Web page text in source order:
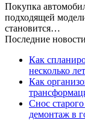
Покупка
подходящей
становится…
Последние новости
Как
несколько
Как
Снос
демонтаж в